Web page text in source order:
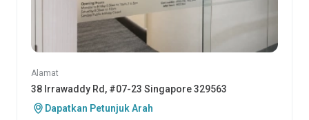
Alamat
38 Irrawaddy Rd, #07-23 Singapore 329563
Dapatkan Petunjuk Arah